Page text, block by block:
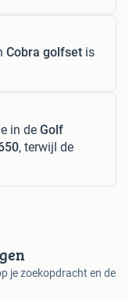
Cobra golfset is
in de Golf
, terwijl de
je zoekopdracht en de